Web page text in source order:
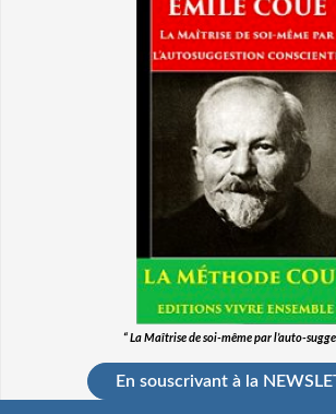
“ La Maîtrise de soi-même par l’auto-
En souscrivant à la